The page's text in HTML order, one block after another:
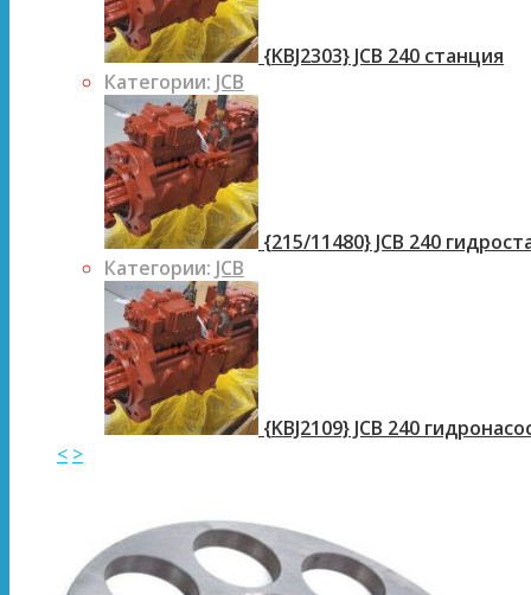
{KBJ2303} JCB 240 станция
Категории: JCB
{215/11480} JCB 240
Категории: JCB
{KBJ2109} JCB 240
< >